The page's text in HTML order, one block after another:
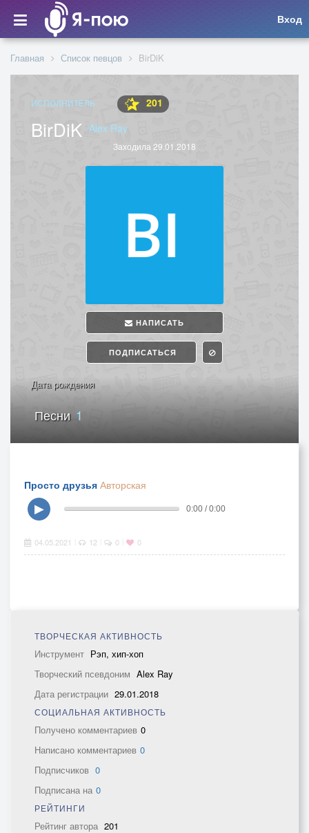
Вход
Главная Список певцов BirDiK
ИСПОЛНИТЕЛЬ 201
BirDiK Alex Ray
Заходила 29.01.2018
НАПИСАТЬ
ПОДПИСАТЬСЯ
Дата рождения
Песни 1
Просто друзья Авторская
▶
0:00 / 0:00
04.05.2021 12 0 0
ТВОРЧЕСКАЯ АКТИВНОСТЬ
Инструмент Рэп, хип-хоп
Творческий псевдоним Alex Ray
Дата регистрации 29.01.2018
СОЦИАЛЬНАЯ АКТИВНОСТЬ
Получено комментариев 0
Написано комментариев 0
Подписчиков 0
Подписана на 0
РЕЙТИНГИ
Рейтинг автора 201